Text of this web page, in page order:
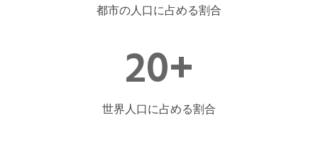
都市の人口に占める割合
20+
世界人口に占める割合